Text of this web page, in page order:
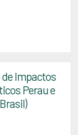
Impactos
Perau e